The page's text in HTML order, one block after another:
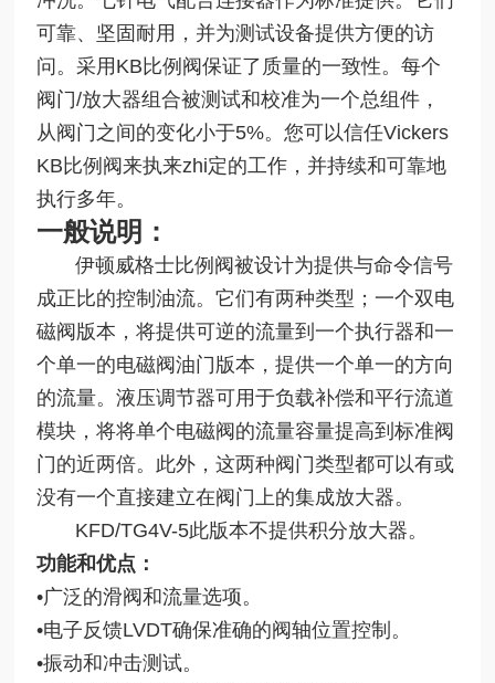
可靠、坚固耐用，并为测试设备提供方便的访
问。采用KB比例阀保证了质量的一致性。每个
阀门/放大器组合被测试和校准为一个总组件，
从阀门之间的变化小于5%。您可以信任Vickers
KB比例阀来执来zhi定的工作，并持续和可靠地
执行多年。
一般说明：
伊顿威格士比例阀被设计为提供与命令信号
成正比的控制油流。它们有两种类型；一个双电
磁阀版本，将提供可逆的流量到一个执行器和一
个单一的电磁阀油门版本，提供一个单一的方向
的流量。液压调节器可用于负载补偿和平行流道
模块，将将单个电磁阀的流量容量提高到标准阀
门的近两倍。此外，这两种阀门类型都可以有或
没有一个直接建立在阀门上的集成放大器。
KFD/TG4V-5此版本不提供积分放大器。
功能和优点：
•广泛的滑阀和流量选项。
•电子反馈LVDT确保准确的阀轴位置控制。
•振动和冲击测试。